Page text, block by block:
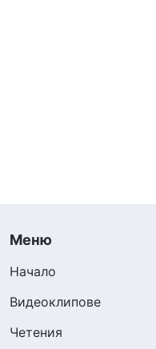
Меню
Начало
Видеоклипове
Четения